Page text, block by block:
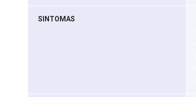
SINTOMAS